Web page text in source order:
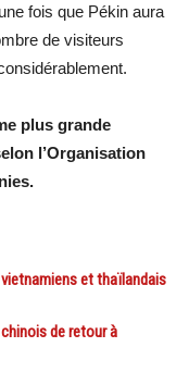
fois que Pékin aura
de visiteurs
plus grande
l’Organisation
vietnamiens et thaïlandais
de retour à